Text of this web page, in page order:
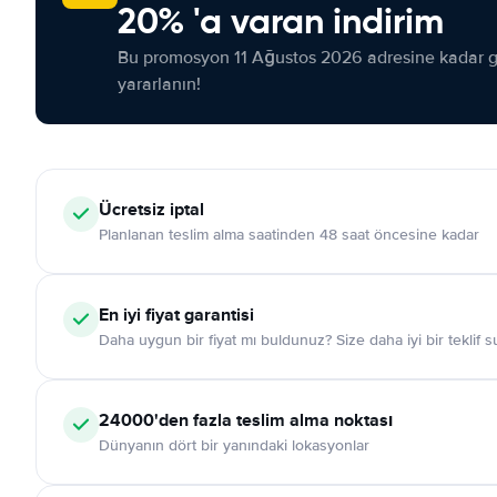
20% 'a varan indirim
Bu promosyon 11 Ağustos 2026 adresine kadar
yararlanın!
Ücretsiz iptal
Planlanan teslim alma saatinden 48 saat öncesine kadar
En iyi fiyat garantisi
Daha uygun bir fiyat mı buldunuz? Size daha iyi bir teklif
24000'den fazla teslim alma noktası
Dünyanın dört bir yanındaki lokasyonlar